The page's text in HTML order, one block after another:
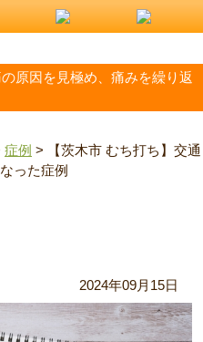
原因を見極め、痛みを繰り返
症例 >
【茨木市 むち打ち】交通
った症例
2024年09月15日